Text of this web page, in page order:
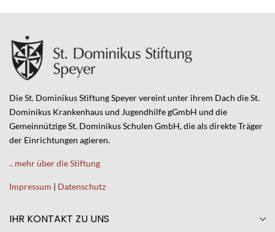
Die St. Dominikus Stiftung Speyer vereint unter ihrem Dach die St.
Dominikus Krankenhaus und Jugendhilfe gGmbH und die
Gemeinnützige St. Dominikus Schulen GmbH, die als direkte Träger
der Einrichtungen agieren.
.. mehr über die Stiftung
Impressum | Datenschutz
IHR KONTAKT ZU UNS